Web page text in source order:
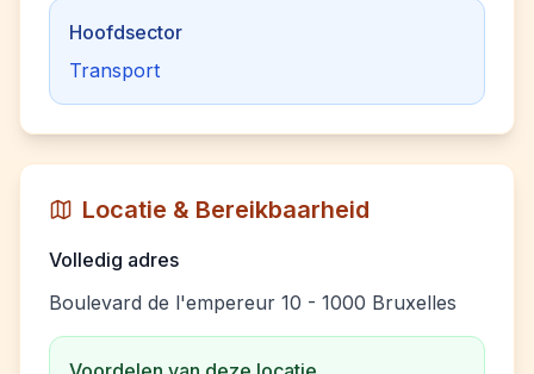
Hoofdsector
Transport
Locatie & Bereikbaarheid
Volledig adres
Boulevard de l'empereur 10 - 1000 Bruxelles